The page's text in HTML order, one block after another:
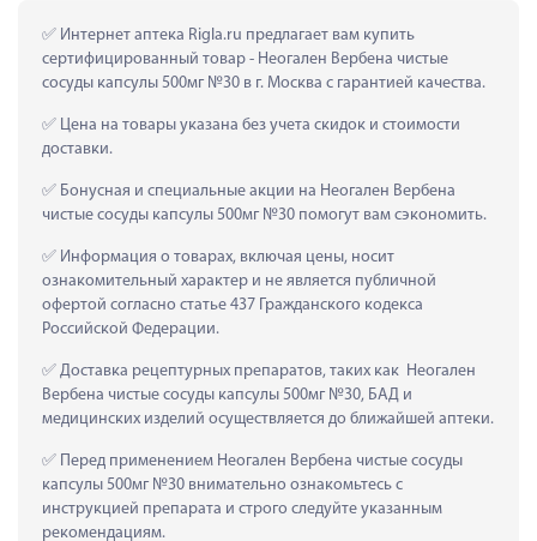
Интернет аптека Rigla.ru предлагает вам купить
сертифицированный товар - Неогален Вербена чистые
сосуды капсулы 500мг №30 в г. Москва с гарантией качества.
Цена на товары указана без учета скидок и стоимости
доставки.
Бонусная и специальные акции на Неогален Вербена
чистые сосуды капсулы 500мг №30 помогут вам сэкономить.
Информация о товарах, включая цены, носит
ознакомительный характер и не является публичной
офертой согласно статье 437 Гражданского кодекса
Российской Федерации.
Доставка рецептурных препаратов, таких как  Неогален
Вербена чистые сосуды капсулы 500мг №30, БАД и
медицинских изделий осуществляется до ближайшей аптеки.
Перед применением Неогален Вербена чистые сосуды
капсулы 500мг №30 внимательно ознакомьтесь с
инструкцией препарата и строго следуйте указанным
рекомендациям.